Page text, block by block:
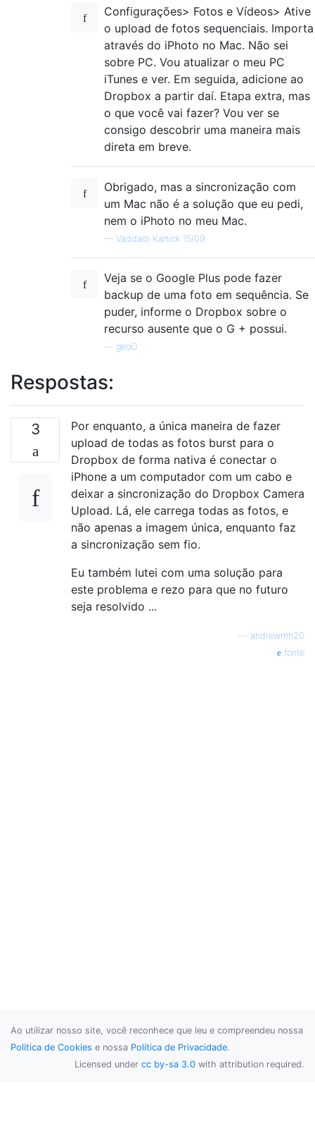
Configurações> Fotos e Vídeos> Ative
o upload de fotos sequenciais. Importa
através do iPhoto no Mac. Não sei
sobre PC. Vou atualizar o meu PC
iTunes e ver. Em seguida, adicione ao
Dropbox a partir daí. Etapa extra, mas
o que você vai fazer? Vou ver se
consigo descobrir uma maneira mais
direta em breve.
Obrigado, mas a sincronização com
um Mac não é a solução que eu pedi,
nem o iPhoto no meu Mac.
— Vaddadi Kartick 15/09
Veja se o Google Plus pode fazer
backup de uma foto em sequência. Se
puder, informe o Dropbox sobre o
recurso ausente que o G + possui.
geoO
Respostas:
3
Por enquanto, a única maneira de fazer
upload de todas as fotos burst para o
Dropbox de forma nativa é conectar o
iPhone a um computador com um cabo e
deixar a sincronização do Dropbox Camera
Upload. Lá, ele carrega todas as fotos, e
não apenas a imagem única, enquanto faz
a sincronização sem fio.
Eu também lutei com uma solução para
este problema e rezo para que no futuro
seja resolvido ...
andrewmh20
fonte
Ao utilizar nosso site, você reconhece que leu e compreendeu nossa
Política de Cookies e nossa Política de Privacidade.
Licensed under cc by-sa 3.0 with attribution required.